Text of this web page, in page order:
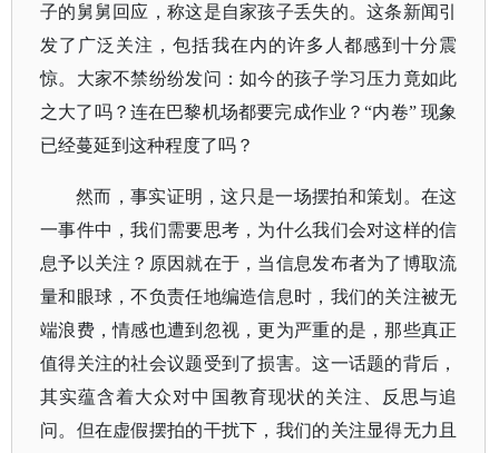
子的舅舅回应，称这是自家孩子丢失的。这条新闻引
发了广泛关注，包括我在内的许多人都感到十分震
惊。大家不禁纷纷发问：如今的孩子学习压力竟如此
之大了吗？连在巴黎机场都要完成作业？“内卷” 现象
已经蔓延到这种程度了吗？
然而，事实证明，这只是一场摆拍和策划。在这
一事件中，我们需要思考，为什么我们会对这样的信
息予以关注？原因就在于，当信息发布者为了博取流
量和眼球，不负责任地编造信息时，我们的关注被无
端浪费，情感也遭到忽视，更为严重的是，那些真正
值得关注的社会议题受到了损害。这一话题的背后，
其实蕴含着大众对中国教育现状的关注、反思与追
问。但在虚假摆拍的干扰下，我们的关注显得无力且